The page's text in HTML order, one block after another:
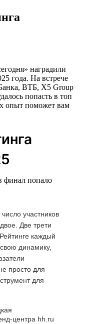
наградили
года. На встрече
ВТБ, X5 Group
попасть в топ
опыт поможет вам
финал попало
участников
Две трети
каждый
динамику,
просто для
для
центра hh.ru